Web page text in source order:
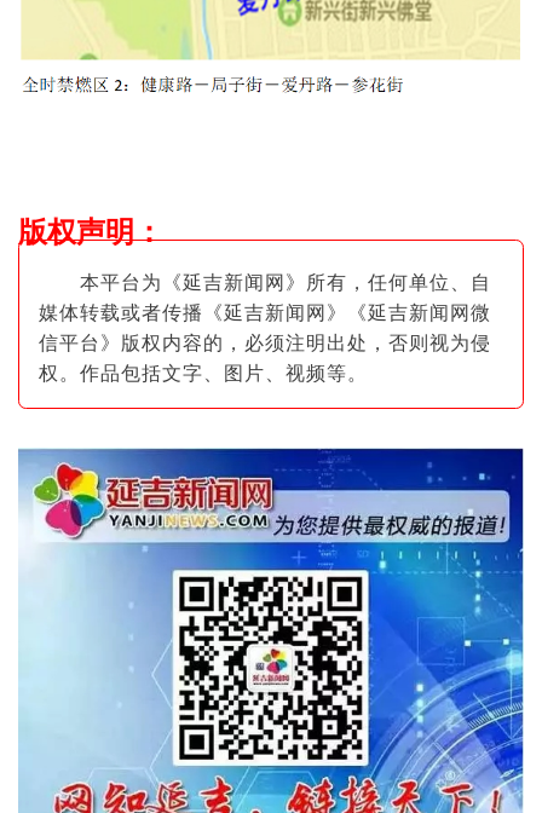
版权声明：
本平台为《延吉新闻网》所有，任何单位、自
媒体转载或者传播《延吉新闻网》《延吉新闻网微
信平台》版权内容的，必须注明出处，否则视为侵
权。作品包括文字、图片 、视频等。